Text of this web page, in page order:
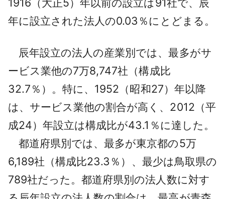
年に設立された法人の0.03％にとどまる。
辰年設立の法人の産業別では、最多がサ
ービス業他の7万8,747社（構成比
32.7％）。特に、1952（昭和27）年以降
は、サービス業他の割合が高く、2012（平
成24）年設立は構成比が43.1％に達した。
都道府県別では、最多が東京都の5万
6,189社（構成比23.3％）、最少は鳥取県の
789社だった。都道府県別の法人数に対す